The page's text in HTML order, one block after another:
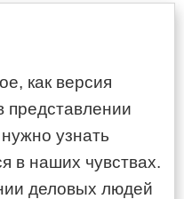
как версия
представлении
узнать
в наших чувствах.
деловых людей